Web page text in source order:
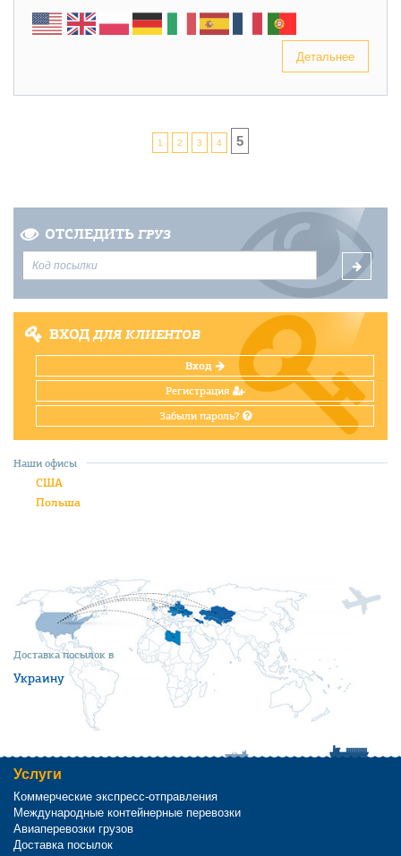
Детальнее
1 2 3 4 5
ОТСЛЕДИТЬ ГРУЗ
ВХОДДЛЯ КЛИЕНТОВ
Вход
Регистрация
Забыли пароль?
Доставка посылок в
Украину
Наши офисы
США
Польша
Услуги
Коммерческие экспресс-отправления
Международные контейнерные перевозки
Авиаперевозки грузов
Доставка посылок